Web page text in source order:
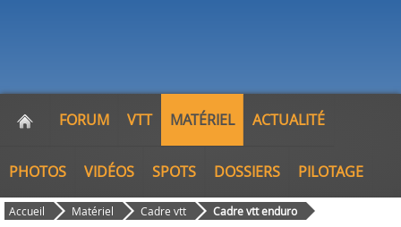
FORUM VTT MATÉRIEL ACTUALITÉ
PHOTOS VIDÉOS SPOTS DOSSIERS PILOTAGE
Accueil Matériel Cadre vtt Cadre vtt enduro